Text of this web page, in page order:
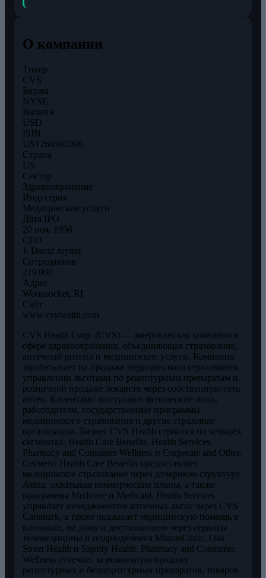
О компании
Тикер
CVS
Биржа
NYSE
Валюта
USD
ISIN
US1266501006
Страна
US
Сектор
Здравоохранение
Индустрия
Медицинские услуги
Дата IPO
20 ноя. 1996
CEO
J. David Joyner
Сотрудников
219 000
Адрес
Woonsocket, RI
Сайт
www.cvshealth.com
CVS Health Corp. (CVS) — американская компания в
сфере здравоохранения, объединяющая страхование,
аптечный ритейл и медицинские услуги. Компания
зарабатывает на продаже медицинского страхования,
управлении льготами по рецептурным препаратам и
розничной продаже лекарств через собственную сеть
аптек. Клиентами выступают физические лица,
работодатели, государственные программы
медицинского страхования и другие страховые
организации. Бизнес CVS Health строится на четырёх
сегментах: Health Care Benefits, Health Services,
Pharmacy and Consumer Wellness и Corporate and Other.
Сегмент Health Care Benefits предоставляет
медицинское страхование через дочернюю структуру
Aetna, охватывая коммерческие планы, а также
программы Medicare и Medicaid. Health Services
управляет менеджментом аптечных льгот через CVS
Caremark, а также оказывает медицинскую помощь в
клиниках, на дому и дистанционно через сервисы
телемедицины и подразделения MinuteClinic, Oak
Street Health и Signify Health. Pharmacy and Consumer
Wellness отвечает за розничную продажу
рецептурных и безрецептурных препаратов, товаров